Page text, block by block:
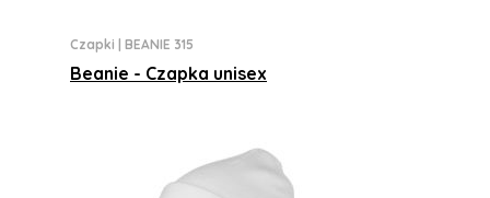
Czapki BEANIE 315
Beanie - Czapka unisex